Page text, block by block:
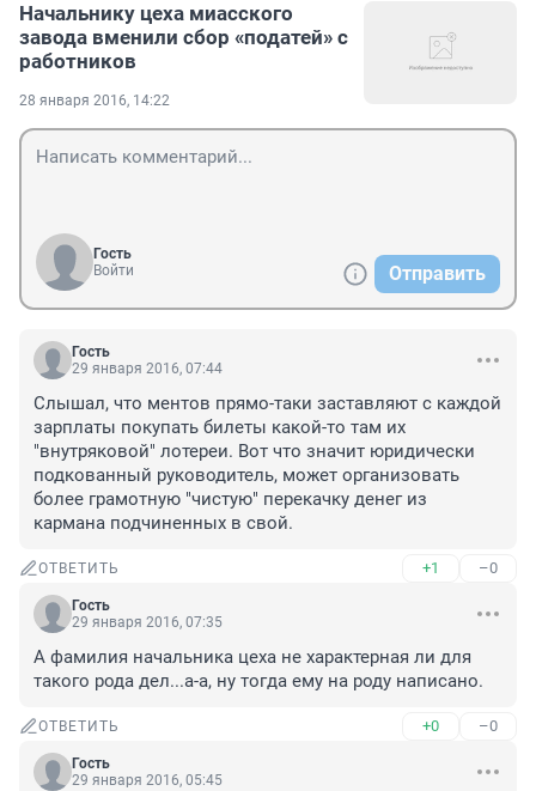
Начальнику цеха миасского
завода вменили сбор «податей» с
работников
28 января 2016, 14:22
Гость
Войти
Отправить
Гость
29 января 2016, 07:44
Слышал, что ментов прямо-таки заставляют с каждой
зарплаты покупать билеты какой-то там их
"внутряковой" лотереи. Вот что значит юридически
подкованный руководитель, может организовать
более грамотную "чистую" перекачку денег из
кармана подчиненных в свой.
ОТВЕТИТЬ +1 –0
Гость
29 января 2016, 07:35
А фамилия начальника цеха не характерная ли для
такого рода дел...а-а, ну тогда ему на роду написано.
ОТВЕТИТЬ +0 –0
Гость
29 января 2016, 05:45